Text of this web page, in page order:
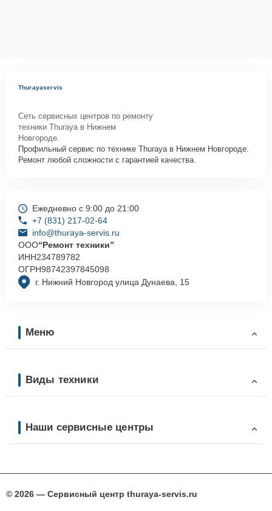
Thurayaservis
Сеть сервисных центров по ремонту
техники Thuraya в Нижнем
Новгороде.
Профильный сервис по технике Thuraya в Нижнем Новгороде.
Ремонт любой сложности с гарантией качества.
г. Нижний Новгород улица Дунаева, 15
Ежедневно с 9:00 до 21:00
+7 (831) 217-02-64
info@thuraya-servis.ru
ООО“Ремонт техники”
ИНН234789782
ОГРН98742397845098
Меню
Виды техники
Наши сервисные центры
© 2026 — Сервисный центр thuraya-servis.ru